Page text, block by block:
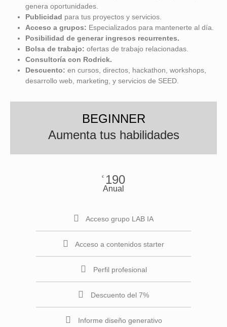
genera oportunidades.
Publicidad para tus proyectos y servicios.
Acceso a grupos: Especializados para mantenerte al día.
Posibilidad de generar ingresos recurrentes.
Bolsa de trabajo: ofertas de trabajo relacionadas.
Consultoría con Rodrick.
Descuento: en cursos, directos, hackathon, workshops,
desarrollo web, marketing, y servicios de SEED.
BEGINNER
Aumenta tus habilidades
€ 190
Anual
Acceso grupo LAB IA
Acceso a contenidos starter
Perfil profesional
Descuento del 7%
Informe diseño generativo